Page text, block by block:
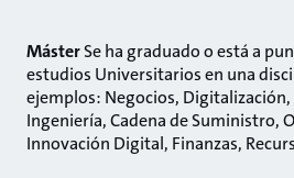
MásterSe ha graduado o está a
estudios Universitarios en una
ejemplos: Negocios, Digitalización,
Ingeniería, Cadena de Suministro,
Innovación Digital, Finanzas,